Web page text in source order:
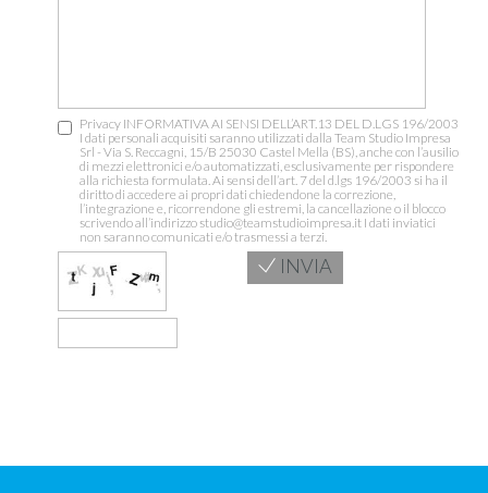
Privacy INFORMATIVA AI SENSI DELL’ART.13 DEL D.LGS 196/2003
I dati personali acquisiti saranno utilizzati dalla Team Studio Impresa
Srl - Via S. Reccagni, 15/B 25030 Castel Mella (BS), anche con l’ausilio
di mezzi elettronici e/o automatizzati, esclusivamente per rispondere
alla richiesta formulata. Ai sensi dell’art. 7 del d.lgs 196/2003 si ha il
diritto di accedere ai propri dati chiedendone la correzione,
l’integrazione e, ricorrendone gli estremi, la cancellazione o il blocco
scrivendo all’indirizzo studio@teamstudioimpresa.it I dati inviatici
non saranno comunicati e/o trasmessi a terzi.
INVIA